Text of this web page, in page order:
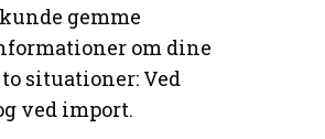
gemme
om dine
situationer: Ved
ved import.